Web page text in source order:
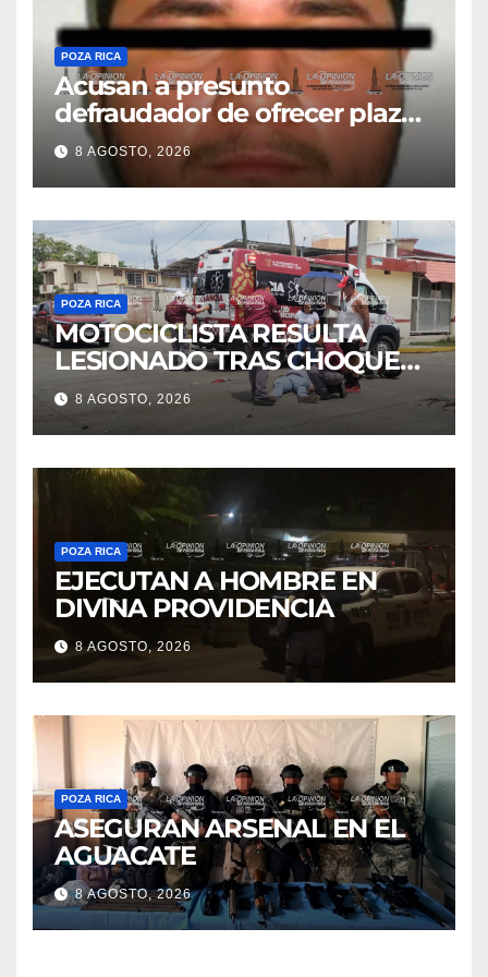
POZA RICA
Acusan a presunto
defraudador de ofrecer plazas
de maestros
8 AGOSTO, 2026
POZA RICA
MOTOCICLISTA RESULTA
LESIONADO TRAS CHOQUE
EN LA 27 DE SEPTIEMBRE
8 AGOSTO, 2026
POZA RICA
EJECUTAN A HOMBRE EN
DIVINA PROVIDENCIA
8 AGOSTO, 2026
POZA RICA
ASEGURAN ARSENAL EN EL
AGUACATE
8 AGOSTO, 2026